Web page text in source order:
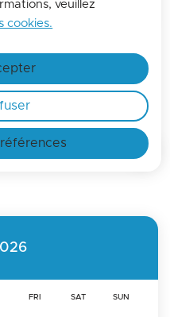
veuillez
cookies.
FRI SAT SUN